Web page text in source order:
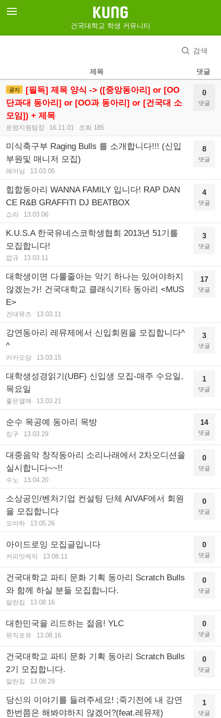
건국대학교 학생 커뮤니티
검색
제목 댓글
공지
[필독] 제목 양식 -> ([중앙동아리] or [OO
단과대 동아리] or [OO과 동아리] or [건국대 소
모임]) + 제목
운영지원팀장 16.11.01 조회 185
0
댓글
미식축구부 Raging Bulls 를 소개합니다!!! (신입
부원및 매니저 모집)
레어님 13.03.05
8
댓글
힙합동아리 WANNA FAMILY 입니다! RAP DAN
CE R&B GRAFFITI DJ BEATBOX
쇼라 13.03.06
4
댓글
K.U.S.A 한국유네스코학생협회 2013년 51기를
모집합니다!
깝규 13.03.11
3
댓글
대학생이면 다룰줄아는 악기 하나는 있어야하지
않겠는가! 건국대학교 클래식기타 동아리 <MUS
E>
건대뮤즈 13.03.11
17
댓글
강연동아리 레뮤제에서 신입회원을 모집합니다^
^
카카오당 13.03.15
3
댓글
대학생성경읽기(UBF) 신입생 모집-매주 수요일,
목요일
좋은열매 13.03.21
1
댓글
순수 목공예 동아리 목방
킹구 13.03.29
14
댓글
대중음악 창작동아리 소리나래에서 2차오디션을
실시합니다~~!!
수노 13.04.20
0
댓글
소상공인/벤처기업 컨설팅 단체 AIVAF에서 회원
을 모집합니다
오마하 13.05.26
0
댓글
아이드로잉 모집글입니다
커피맛케익 13.08.11
0
댓글
건국대학교 파티 문화 기획 동아리 Scratch Bulls
와 함께 하실 분들 모집합니다.
알란킴 13.08.16
0
댓글
대한민국을 리드하는 젊음! YLC
뮤직포유 13.08.16
0
댓글
건국대학교 파티 문화 기획 동아리 Scratch Bulls
2기 모집합니다.
알란킴 13.08.29
0
댓글
당신의 이야기를 들려주세요! ;죽기전에 내 강연
한번쯤은 해봐야하지 않겠어?(feat.레뮤제)
1
댓글